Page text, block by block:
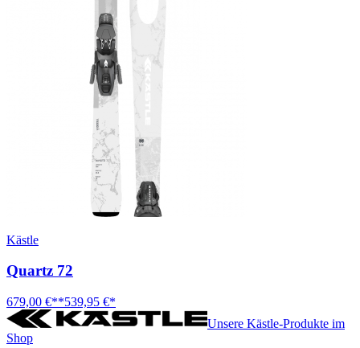
Kästle
Quartz 72
679,00 €**539,95 €*
Unsere Kästle-Produkte im
Shop